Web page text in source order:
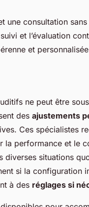
une consultation
et l’évaluation
et
ne peut être
des ajustements
Ces spécialistes
performance et le
situations
si la configuration
à des réglages si